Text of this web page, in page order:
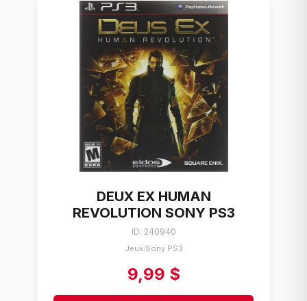
DEUX EX HUMAN
REVOLUTION SONY PS3
ID: 240940
Jeux/Sony PS3
9,99 $